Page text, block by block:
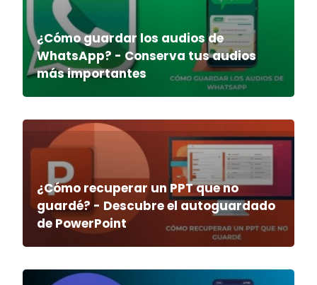
¿Cómo guardar los audios de
WhatsApp? - Conserva tus audios
más importantes
¿Cómo recuperar un PPT que no
guardé? - Descubre el autoguardado
de PowerPoint